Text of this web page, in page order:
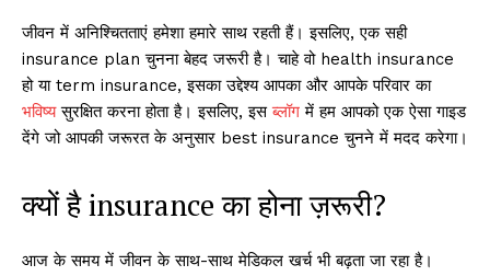
जीवन में अनिश्चितताएं हमेशा हमारे साथ रहती हैं। इसलिए, एक सही
insurance plan चुनना बेहद जरूरी है। चाहे वो health insurance
हो या term insurance, इसका उद्देश्य आपका और आपके परिवार का
भविष्यसुरक्षित करना होता है। इसलिए, इसब्लॉग में हम आपको एक ऐसा गाइड
देंगे जो आपकी जरूरत के अनुसार best insurance चुनने में मदद करेगा।
क्यों है insurance का होना ज़रूरी?
आज के समय में जीवन के साथ-साथ मेडिकल खर्च भी बढ़ता जा रहा है।